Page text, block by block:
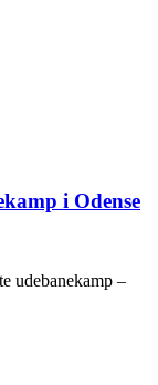
i Odense
udebanekamp –